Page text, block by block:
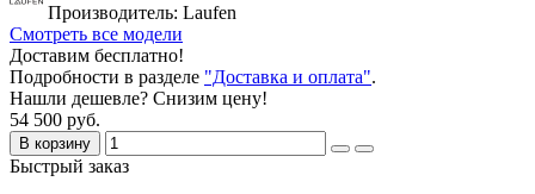
Производитель: Laufen
Смотреть все модели
Доставим бесплатно!
Подробности в разделе "Доставка и оплата".
Нашли дешевле? Снизим цену!
54 500 руб.
В корзину
Быстрый заказ